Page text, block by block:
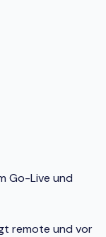
Go-Live und
remote und vor